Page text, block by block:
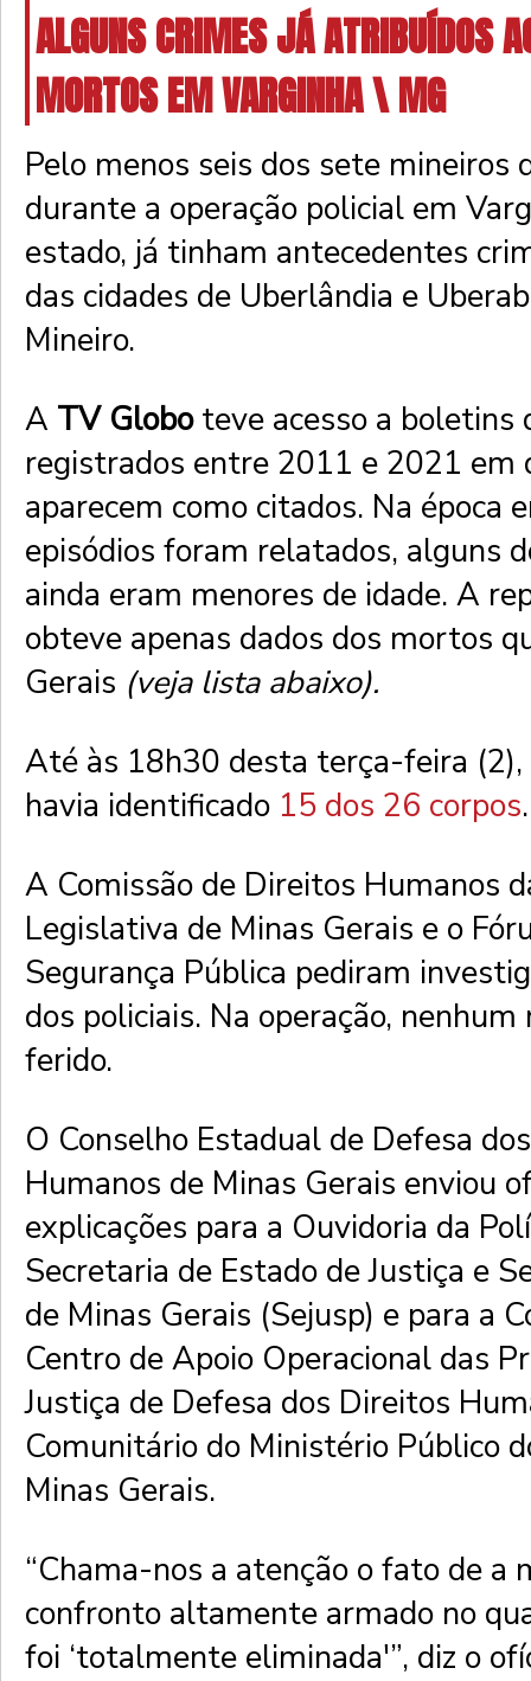
ALGUNS CRIMES JÁ ATRIBUÍDOS
MORTOS EM VARGINHA \ MG
Pelo menos seis dos sete mineiros
durante a operação policial em
estado, já tinham antecedentes
das cidades de Uberlândia e
Mineiro.
A TV Globoteve acesso a boletins
registrados entre 2011 e 2021 em
aparecem como citados. Na época
episódios foram relatados, alguns
ainda eram menores de idade. A
obteve apenas dados dos mortos
Gerais (veja lista abaixo).
Até às 18h30 desta terça-feira (2),
havia identificado 15 dos 26 corpos.
A Comissão de Direitos Humanos
Legislativa de Minas Gerais e o
Segurança Pública pediram
dos policiais. Na operação,
ferido.
O Conselho Estadual de Defesa
Humanos de Minas Gerais enviou
explicações para a Ouvidoria da
Secretaria de Estado de Justiça e
de Minas Gerais (Sejusp) e para a
Centro de Apoio Operacional das
Justiça de Defesa dos Direitos
Comunitário do Ministério Público
Minas Gerais.
“Chama-nos a atenção o fato de a
confronto altamente armado no
foi ‘totalmente eliminada'”, diz o